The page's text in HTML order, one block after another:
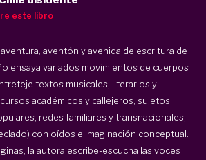
este libro
aventón y avenida de escritura de
ensaya variados movimientos de cuerpos
textos musicales, literarios y
académicos y callejeros, sujetos
redes familiares y transnacionales,
con oídos e imaginación conceptual.
la autora escribe-escucha las voces